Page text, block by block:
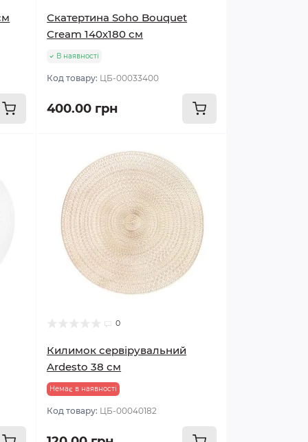
Скатертина Soho Bouquet
Cream 140х180 см
В наявності
Код товару: ЦБ-00033400
400.00 грн
0
Килимок сервірувальний
Ardesto 38 см
Немає в наявності
Код товару: ЦБ-00040182